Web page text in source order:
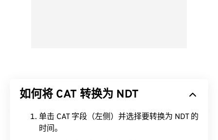
如何将 CAT 转换为 NDT
单击 CAT 字段（左侧）并选择要转换为 NDT 的
时间。